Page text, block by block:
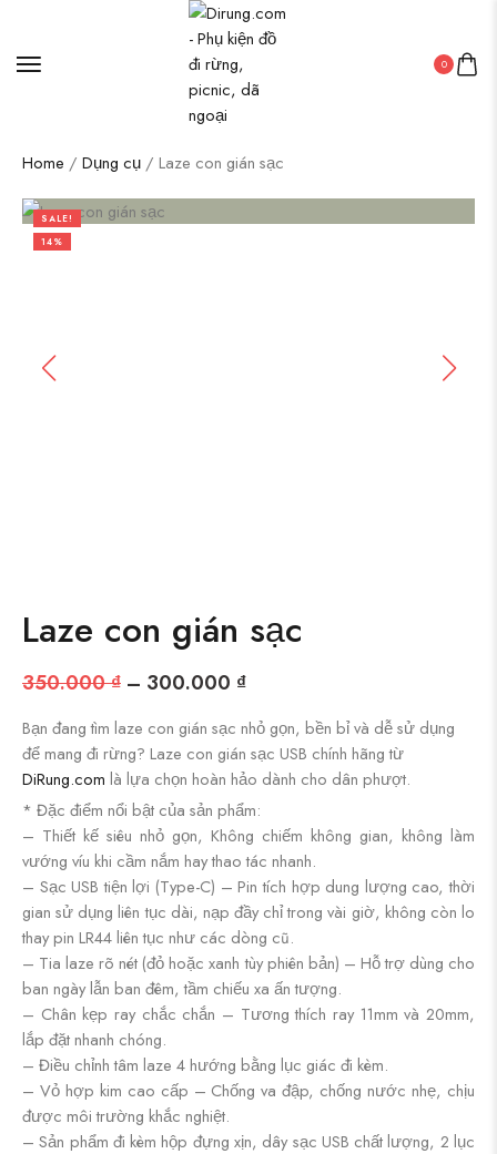
0
Home / Dụng cụ / Laze con gián sạc
SALE!
14%
Laze con gián sạc
350.000₫ – 300.000 ₫
Bạn đang tìm laze con gián sạc nhỏ gọn, bền bỉ và dễ sử dụng
để mang đi rừng? Laze con gián sạc USB chính hãng từ
DiRung.com là lựa chọn hoàn hảo dành cho dân phượt.
* Đặc điểm nổi bật của sản phẩm:
– Thiết kế siêu nhỏ gọn, Không chiếm không gian, không làm
vướng víu khi cầm nắm hay thao tác nhanh.
– Sạc USB tiện lợi (Type-C) – Pin tích hợp dung lượng cao, thời
gian sử dụng liên tục dài, nạp đầy chỉ trong vài giờ, không còn lo
thay pin LR44 liên tục như các dòng cũ.
– Tia laze rõ nét (đỏ hoặc xanh tùy phiên bản) – Hỗ trợ dùng cho
ban ngày lẫn ban đêm, tầm chiếu xa ấn tượng.
– Chân kẹp ray chắc chắn – Tương thích ray 11mm và 20mm,
lắp đặt nhanh chóng.
– Điều chỉnh tâm laze 4 hướng bằng lục giác đi kèm.
– Vỏ hợp kim cao cấp – Chống va đập, chống nước nhẹ, chịu
được môi trường khắc nghiệt.
– Sản phẩm đi kèm hộp đựng xịn, dây sạc USB chất lượng, 2 lục